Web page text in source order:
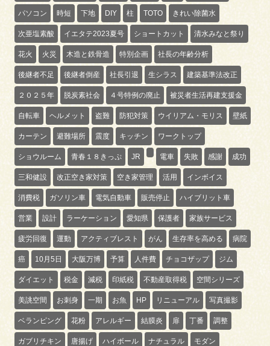
パソコン 時短 下地 DIY 柱 TOTO きれい除菌水
次亜塩素酸 イエタテ2023夏号 ショートカット 清水みなと祭り
花火 火災 木造と鉄骨造 特別企画 社長の年齢分析
後継者不足 後継者倒産 社長引退 生シラス 建築基準法改正
２０２５年 脱炭素社会 ４号特例の廃止 被災者生活再建支援金
自転車 ヘルメット 盗難 防犯対策 ウイリアム・モリス 壁紙
カーテン 避難場所 震度 キッチン ワークトップ
ショウルーム 青春１８きっぷ JR 電車 失敗 感謝 成功
三和健設 改正空き家対策 空き家管理 活用 インボイス
消費税 ガソリン車 電気自動車 販売停止 ハイブリット車
営業 設計 ラーケーション 愛知県 保護者 家族サービス
疲労回復 運動 アクティブレスト がん 生存率を高める 病院
癌 10月5日 大阪万博 予算 人件費 チョコザップ ジム
ダイエット 税金 減税 印紙税 不動産取得税 空間シリーズ
美誂空間 お刺身 一期 お魚 HP リニューアル 写真撮影
ベランピング 花粉 アレルギー 結膜炎 扉 丁番 調整
ガブリチキン 唐揚げ ハイボール ナチュラル モダン